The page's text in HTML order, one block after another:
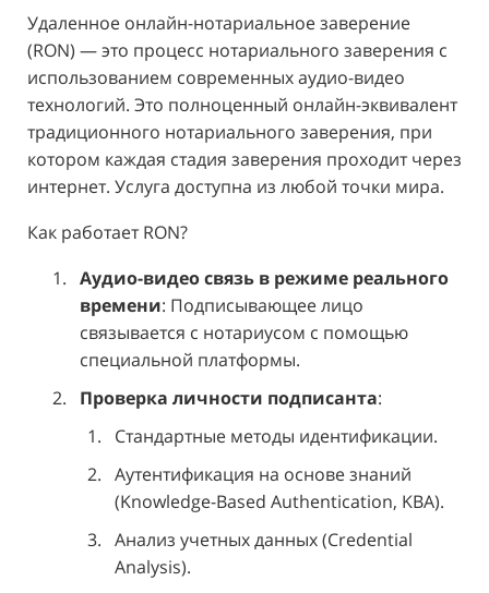
Удаленное онлайн-нотариальное заверение
(RON) — это процесс нотариального заверения с
использованием современных аудио-видео
технологий. Это полноценный онлайн-эквивалент
традиционного нотариального заверения, при
котором каждая стадия заверения проходит через
интернет. Услуга доступна из любой точки мира.
Как работает RON?
Аудио-видео связь в режиме реального
времени: Подписывающее лицо
связывается с нотариусом с помощью
специальной платформы.
Проверка личности подписанта:
Стандартные методы идентификации.
Аутентификация на основе знаний
(Knowledge-Based Authentication, KBA).
Анализ учетных данных (Credential
Analysis).